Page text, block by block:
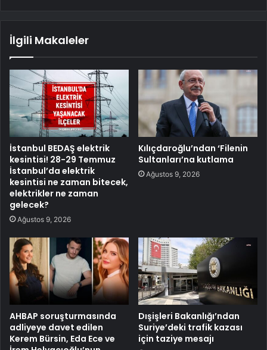
İlgili Makaleler
İstanbul BEDAŞ elektrik
kesintisi! 28-29 Temmuz
İstanbul’da elektrik
kesintisi ne zaman bitecek,
elektrikler ne zaman
gelecek?
Ağustos 9, 2026
Kılıçdaroğlu’ndan ‘Filenin
Sultanları’na kutlama
Ağustos 9, 2026
AHBAP soruşturmasında
adliyeye davet edilen
Kerem Bürsin, Eda Ece ve
Dışişleri Bakanlığı’ndan
Suriye’deki trafik kazası
için taziye mesajı